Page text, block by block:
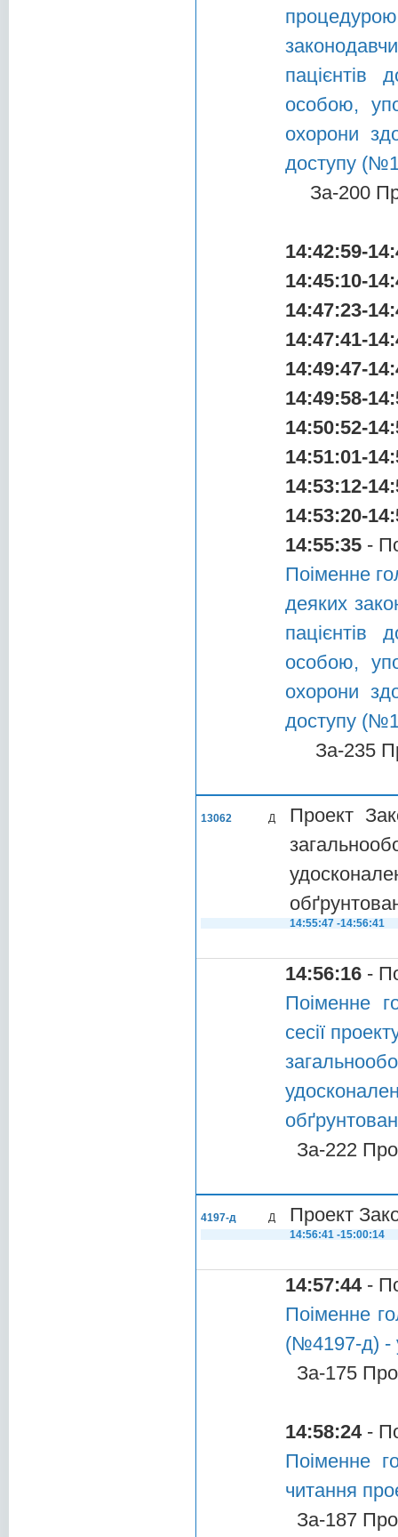
пацієнтів
особою,
охорони
доступу
За-200
14:42:59-
14:45:10-
14:47:23-
14:47:41-
14:49:47-
14:49:58-
14:50:52-
14:51:01-
14:53:12-
14:53:20-
14:55:35 -
Поіменне
деяких
пацієнтів
особою,
охорони
доступу
За-235
13062 Д
Проект
14:55:47 -14:56:41
14:56:16 -
Поіменне
сесії
За-222
4197-д Д Проект
14:56:41 -15:00:14
14:57:44-
Поіменне
(№4197-д) -
За-175
14:58:24-
Поіменне
читання
За-187